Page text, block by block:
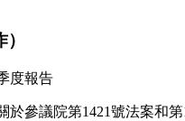
度報告
於參議院第1421號法案和